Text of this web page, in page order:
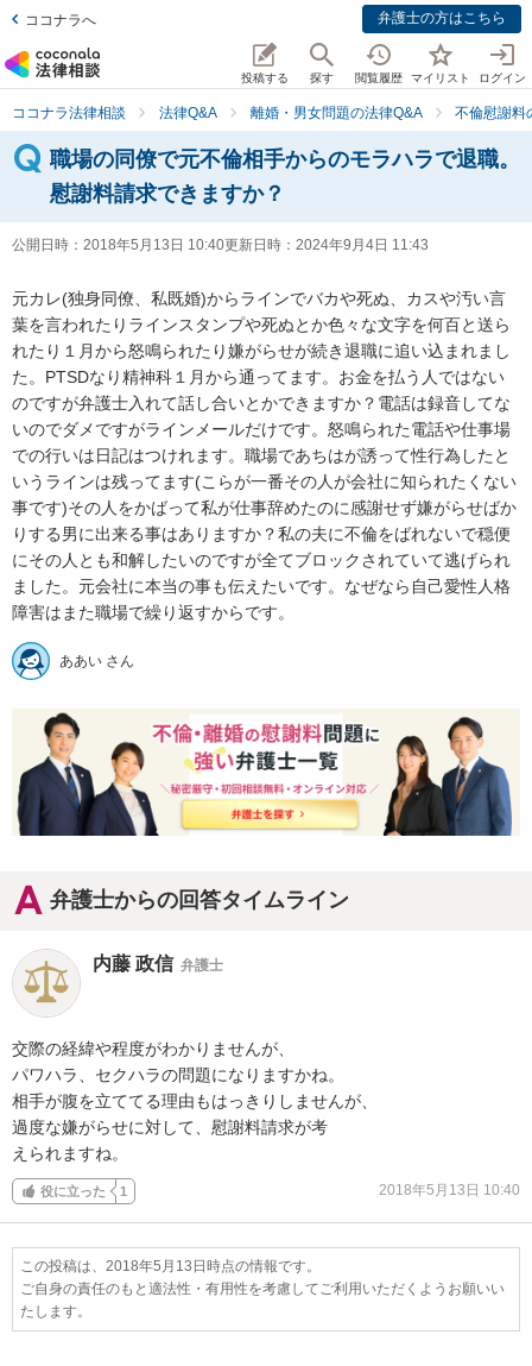
ココナラへ 弁護士の方はこちら
投稿する 探す 閲覧履歴 マイリスト ログイン
ココナラ法律相談 法律Q&A 離婚・男女問題の法律Q&A 不倫慰謝料
職場の同僚で元不倫相手からのモラハラで退職。
慰謝料請求できますか？
公開日時： 2018年5月13日 10:40更新日時： 2024年9月4日 11:43
元カレ(独身同僚、私既婚)からラインでバカや死ぬ、カスや汚い言
葉を言われたりラインスタンプや死ぬとか色々な文字を何百と送ら
れたり１月から怒鳴られたり嫌がらせが続き退職に追い込まれまし
た。PTSDなり精神科１月から通ってます。お金を払う人ではない
のですが弁護士入れて話し合いとかできますか？電話は録音してな
いのでダメですがラインメールだけです。怒鳴られた電話や仕事場
での行いは日記はつけれます。職場であちはが誘って性行為したと
いうラインは残ってます(こらが一番その人が会社に知られたくない
事です)その人をかばって私が仕事辞めたのに感謝せず嫌がらせばか
りする男に出来る事はありますか？私の夫に不倫をばれないで穏便
にその人とも和解したいのですが全てブロックされていて逃げられ
ました。元会社に本当の事も伝えたいです。なぜなら自己愛性人格
障害はまた職場で繰り返すからです。
ああい さん
弁護士からの回答タイムライン
内藤 政信 弁護士
交際の経緯や程度がわかりませんが、
パワハラ、セクハラの問題になりますかね。
相手が腹を立ててる理由もはっきりしませんが、
過度な嫌がらせに対して、慰謝料請求が考
えられますね。
役に立った 1 2018年5月13日 10:40
この投稿は、2018年5月13日時点の情報です。
ご自身の責任のもと適法性・有用性を考慮してご利用いただくようお願いい
たします。